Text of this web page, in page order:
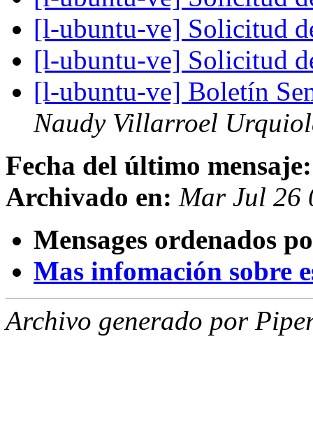
[l-ubuntu-ve] Solicitud
[l-ubuntu-ve] Solicitud
[l-ubuntu-ve] Boletín
Naudy Villarroel
Fecha del último mensaje:
Archivado en: Mar Jul 26
Mensages ordenados
Mas infomación sobre
Archivo generado por